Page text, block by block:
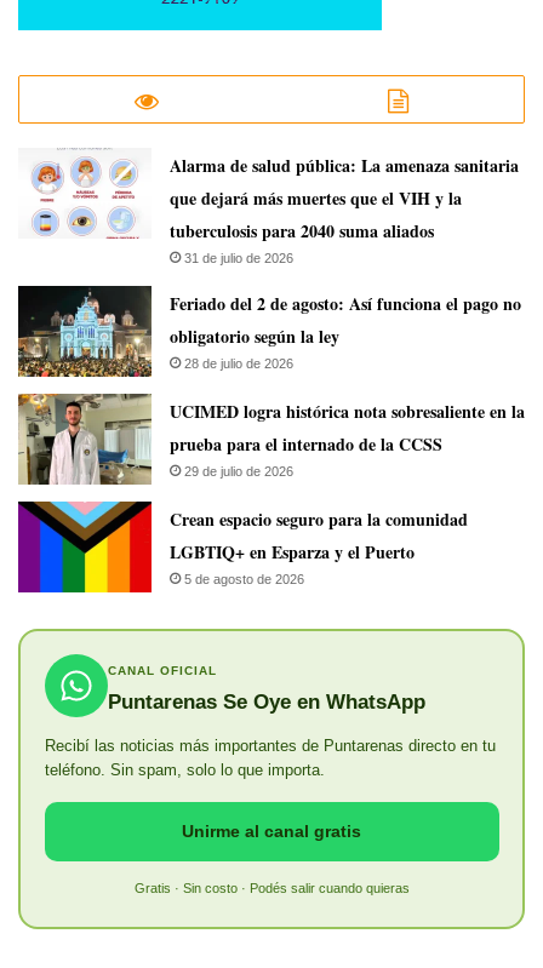
​Alarma de salud pública: La amenaza sanitaria
que dejará más muertes que el VIH y la
tuberculosis para 2040 suma aliados
31 de julio de 2026
Feriado del 2 de agosto: Así funciona el pago no
obligatorio según la ley
28 de julio de 2026
UCIMED logra histórica nota sobresaliente en la
prueba para el internado de la CCSS
29 de julio de 2026
Crean espacio seguro para la comunidad
LGBTIQ+ en Esparza y el Puerto
5 de agosto de 2026
CANAL OFICIAL
Puntarenas Se Oye en WhatsApp
Recibí las noticias más importantes de Puntarenas directo en tu
teléfono. Sin spam, solo lo que importa.
Unirme al canal gratis
Gratis · Sin costo · Podés salir cuando quieras